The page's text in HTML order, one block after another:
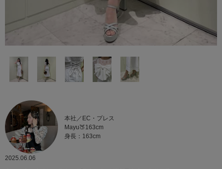
本社／EC・プレス
Mayu🍑163cm
身長：163cm
2025.06.06